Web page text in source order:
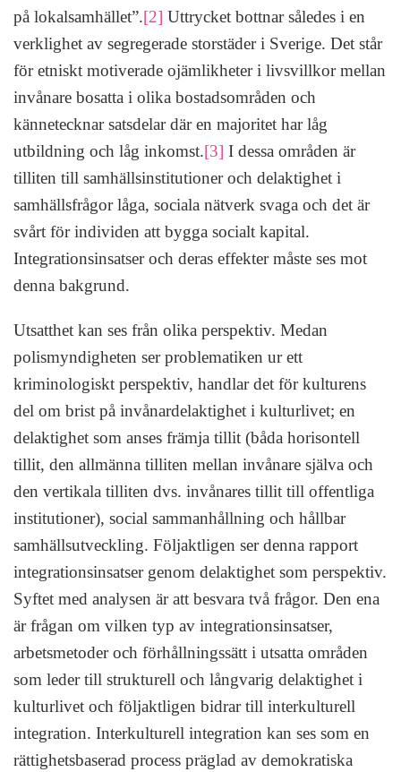
på lokalsamhället”.[2] Uttrycket bottnar således i en
verklighet av segregerade storstäder i Sverige. Det står
för etniskt motiverade ojämlikheter i livsvillkor mellan
invånare bosatta i olika bostadsområden och
kännetecknar satsdelar där en majoritet har låg
utbildning och låg inkomst.[3] I dessa områden är
tilliten till samhällsinstitutioner och delaktighet i
samhällsfrågor låga, sociala nätverk svaga och det är
svårt för individen att bygga socialt kapital.
Integrationsinsatser och deras effekter måste ses mot
denna bakgrund.
Utsatthet kan ses från olika perspektiv. Medan
polismyndigheten ser problematiken ur ett
kriminologiskt perspektiv, handlar det för kulturens
del om brist på invånardelaktighet i kulturlivet; en
delaktighet som anses främja tillit (båda horisontell
tillit, den allmänna tilliten mellan invånare själva och
den vertikala tilliten dvs. invånares tillit till offentliga
institutioner), social sammanhållning och hållbar
samhällsutveckling. Följaktligen ser denna rapport
integrationsinsatser genom delaktighet som perspektiv.
Syftet med analysen är att besvara två frågor. Den ena
är frågan om vilken typ av integrationsinsatser,
arbetsmetoder och förhållningssätt i utsatta områden
som leder till strukturell och långvarig delaktighet i
kulturlivet och följaktligen bidrar till interkulturell
integration. Interkulturell integration kan ses som en
rättighetsbaserad process präglad av demokratiska